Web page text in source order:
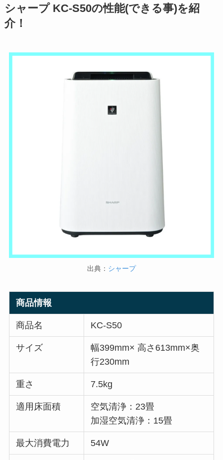
シャープ KC-S50の性能(できる事)を紹
介！
出典： シャープ
商品情報
商品名 KC-S50
サイズ
幅399mm× 高さ613mm×奥
行230mm
重さ 7.5kg
適用床面積
空気清浄：23畳
加湿空気清浄：15畳
最大消費電力 54W